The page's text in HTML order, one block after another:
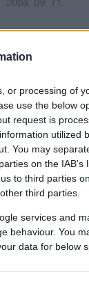
or processing of
use the below
request is
utilized
You may
on the IAB’s
to third parties
third parties.
services and
behaviour. You
data for below
nélkül
magas